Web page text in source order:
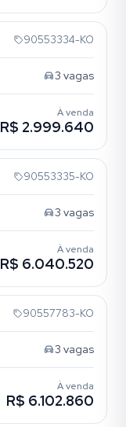
90553334-KO
3 vagas
À venda
R$ 2.999.640
90553335-KO
3 vagas
À venda
R$ 6.040.520
90557783-KO
3 vagas
À venda
R$ 6.102.860